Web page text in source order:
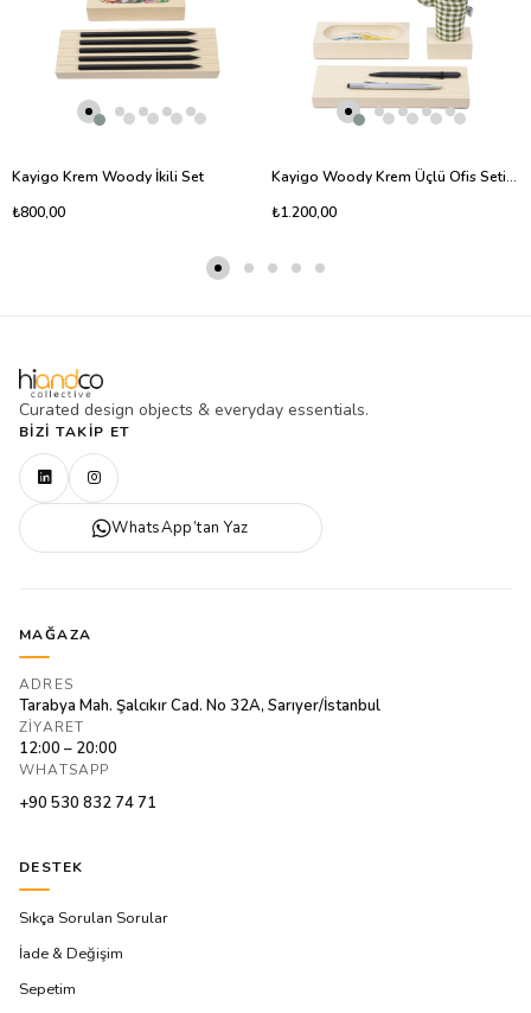
Kayigo Krem Woody İkili Set
₺800,00
Kayigo Woody Krem Üçlü Ofis Seti - Pötikareli Cactus
₺1.200,00
Curated design objects & everyday essentials.
BIZI TAKIP ET
WhatsApp’tan Yaz
MAĞAZA
ADRES
Tarabya Mah. Şalcıkır Cad. No 32A, Sarıyer/İstanbul
ZIYARET
12:00 – 20:00
WHATSAPP
+90 530 832 74 71
DESTEK
Sıkça Sorulan Sorular
İade & Değişim
Sepetim